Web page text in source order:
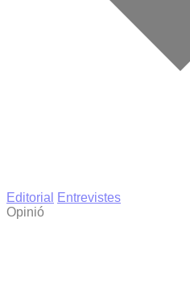
Editorial
Entrevistes
Opinió